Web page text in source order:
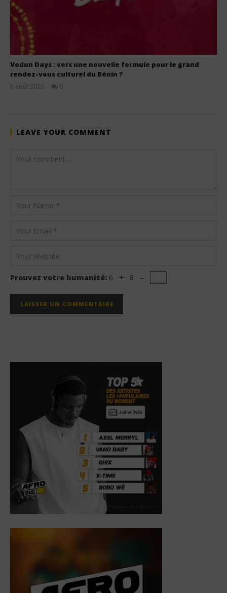
Vodun Days : vers une nouvelle formule pour le grand
rendez-vous culturel du Bénin ?
6 août 2026
0
LEAVE YOUR COMMENT
Prouvez votre humanité: 6 + 8 =